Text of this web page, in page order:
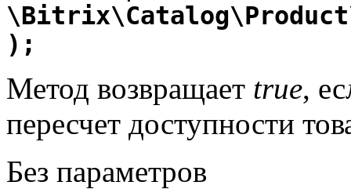
);
Метод возвращает true,
пересчет доступности
Без параметров